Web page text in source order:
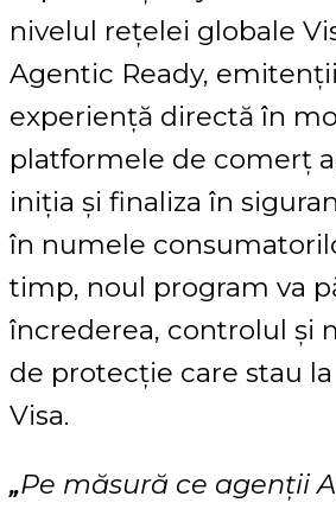
nivelul rețelei globale
Agentic Ready,
experiență directă în
platformele de comerț
iniția și finaliza în
în numele
timp, noul program va
încrederea, controlul și
de protecție care stau
Visa.
„Pe măsură ce agenții